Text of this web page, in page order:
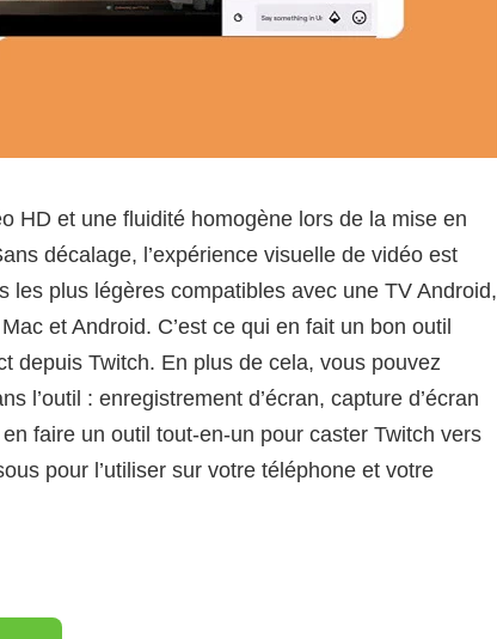
HD et une fluidité homogène lors de la mise en
décalage, l’expérience visuelle de vidéo est
les plus légères compatibles avec une TV Android,
et Android. C’est ce qui en fait un bon outil
depuis Twitch. En plus de cela, vous pouvez
l’outil : enregistrement d’écran, capture d’écran
faire un outil tout-en-un pour caster Twitch vers
pour l’utiliser sur votre téléphone et votre